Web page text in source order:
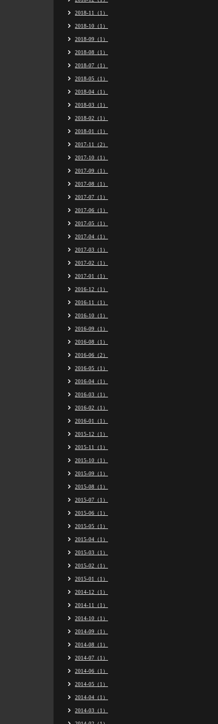
2018-11（1）
2018-10（1）
2018-09（1）
2018-08（1）
2018-07（1）
2018-05（1）
2018-04（1）
2018-03（1）
2018-02（1）
2018-01（1）
2017-11（2）
2017-10（1）
2017-09（1）
2017-08（1）
2017-07（1）
2017-06（1）
2017-05（1）
2017-04（1）
2017-03（1）
2017-02（1）
2017-01（1）
2016-12（1）
2016-11（1）
2016-10（1）
2016-09（1）
2016-08（1）
2016-06（2）
2016-05（1）
2016-04（1）
2016-03（1）
2016-02（1）
2016-01（1）
2015-12（1）
2015-11（1）
2015-10（1）
2015-09（1）
2015-08（1）
2015-07（1）
2015-06（1）
2015-05（1）
2015-04（1）
2015-03（1）
2015-02（1）
2015-01（1）
2014-12（1）
2014-11（1）
2014-10（1）
2014-09（1）
2014-08（1）
2014-07（1）
2014-06（1）
2014-05（1）
2014-04（1）
2014-03（1）